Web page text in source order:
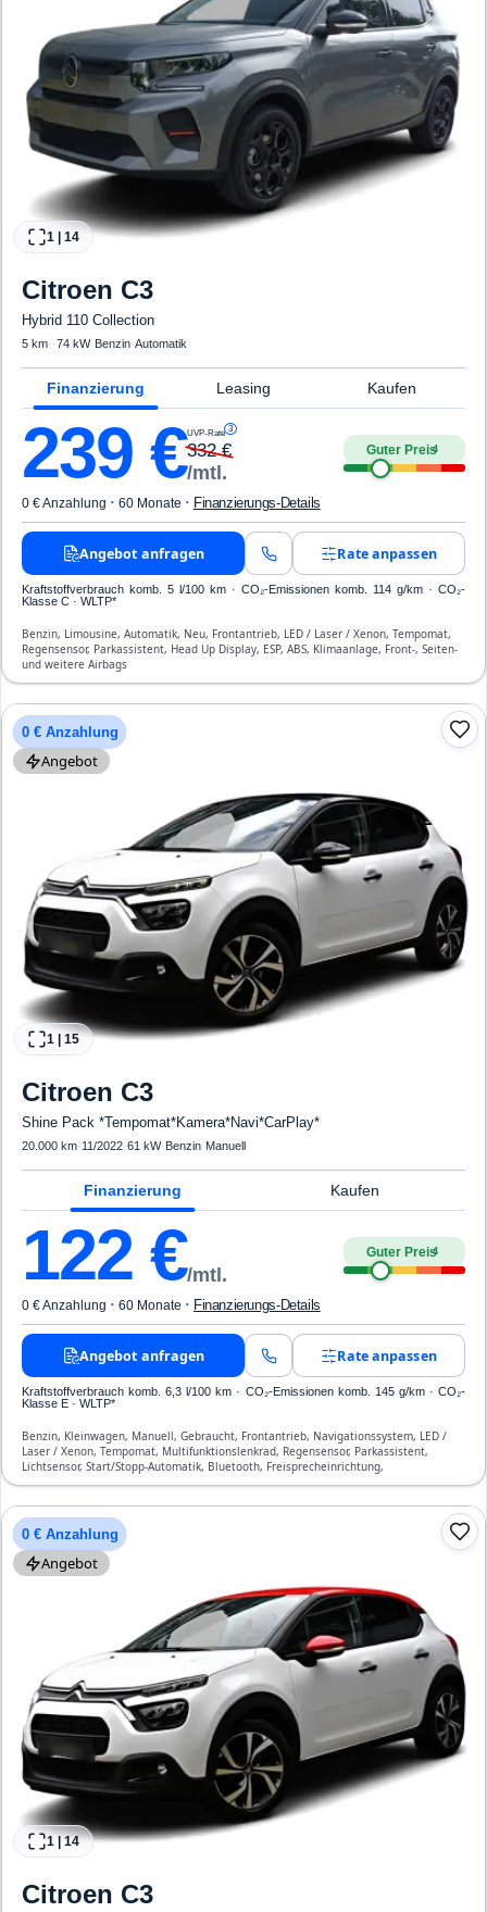
1 14
Citroen C3
Hybrid 110 Collection
5 km· ·74 kW· Benzin·Automatik
Finanzierung Leasing Kaufen
239 €UVP-Rate 3
332€
/mtl.
Guter Preis4
0 € Anzahlung · 60 Monate · Finanzierungs-Details
Angebot anfragen Rate anpassen
Kraftstoffverbrauch komb. 5 l/100 km · CO₂-Emissionen komb. 114 g/km · CO₂-
Klasse C · WLTP*
Benzin, Limousine, Automatik, Neu, Frontantrieb, LED / Laser / Xenon, Tempomat,
Regensensor, Parkassistent, Head Up Display, ESP, ABS, Klimaanlage, Front-, Seiten-
und weitere Airbags
0 € Anzahlung
Angebot
1 15
Citroen C3
Shine Pack *Tempomat*Kamera*Navi*CarPlay*
20.000 km· 11/2022·61 kW· Benzin· Manuell
Finanzierung Kaufen
122 €/mtl.
Guter Preis4
0 € Anzahlung · 60 Monate · Finanzierungs-Details
Angebot anfragen Rate anpassen
Kraftstoffverbrauch komb. 6,3 l/100 km · CO₂-Emissionen komb. 145 g/km · CO₂-
Klasse E · WLTP*
Benzin, Kleinwagen, Manuell, Gebraucht, Frontantrieb, Navigationssystem, LED /
Laser / Xenon, Tempomat, Multifunktionslenkrad, Regensensor, Parkassistent,
Lichtsensor, Start/Stopp-Automatik, Bluetooth, Freisprecheinrichtung,
Verkehrszeichen-Erkennung, ESP, ABS, Klimaautomatik, Front- und Seiten-Airbags
0 € Anzahlung
Angebot
1 14
Citroen C3